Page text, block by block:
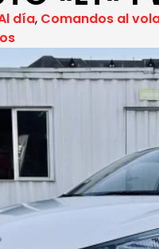
día, Comandos al